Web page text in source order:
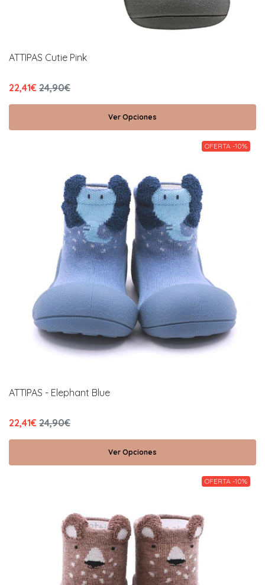
ATTIPAS Cutie Pink
22,41€ 24,90€
Ver Opciones
OFERTA -10%
ATTIPAS - Elephant Blue
22,41€ 24,90€
Ver Opciones
OFERTA -10%